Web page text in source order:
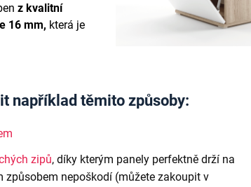
z kvalitní
16 mm, která je
například těmito způsoby:
zipů, díky kterým panely perfektně drží na
nepoškodí (můžete zakoupit v